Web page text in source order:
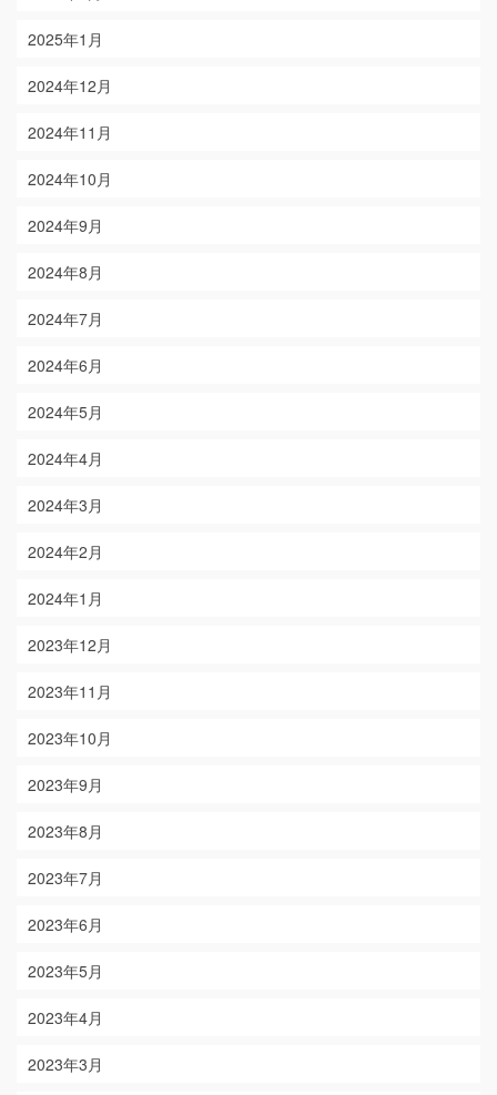
2025年1月
2024年12月
2024年11月
2024年10月
2024年9月
2024年8月
2024年7月
2024年6月
2024年5月
2024年4月
2024年3月
2024年2月
2024年1月
2023年12月
2023年11月
2023年10月
2023年9月
2023年8月
2023年7月
2023年6月
2023年5月
2023年4月
2023年3月